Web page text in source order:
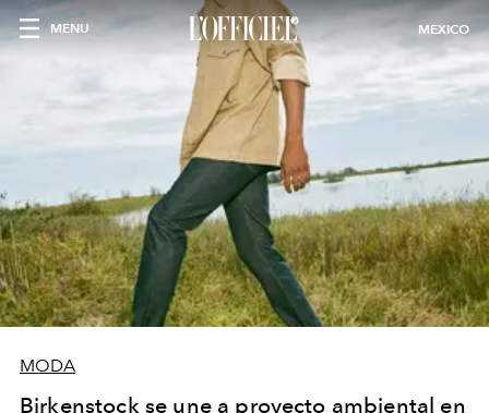
MENU MEXICO
MODA
Birkenstock se une a proyecto ambiental en